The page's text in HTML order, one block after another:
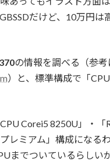
だけど、10万円
の情報を調べる（参考
）と、標準構成で「
Corei5 8250U」・
レミアム」構成になる
までついているらし